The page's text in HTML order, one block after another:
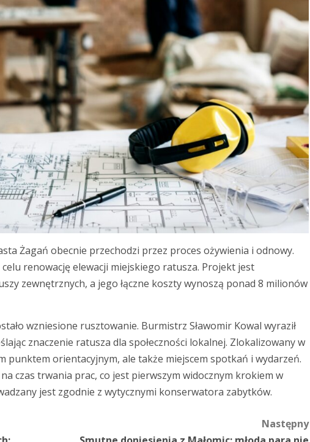
Żagań obecnie przechodzi przez proces ożywienia i odnowy.
celu renowację elewacji miejskiego ratusza. Projekt jest
zewnętrznych, a jego łączne koszty wynoszą ponad 8 milionów
wzniesione rusztowanie. Burmistrz Sławomir Kowal wyraził
znaczenie ratusza dla społeczności lokalnej. Zlokalizowany w
punktem orientacyjnym, ale także miejscem spotkań i wydarzeń.
czas trwania prac, co jest pierwszym widocznym krokiem w
jest zgodnie z wytycznymi konserwatora zabytków.
Następny